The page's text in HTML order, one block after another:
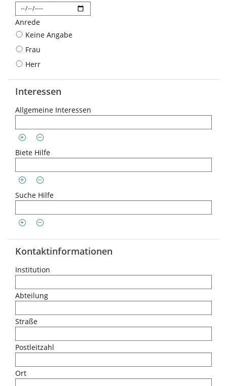
Anrede
Keine Angabe
Frau
Herr
Interessen
Allgemeine Interessen
Biete Hilfe
Suche Hilfe
Kontaktinformationen
Institution
Abteilung
Straße
Postleitzahl
Ort